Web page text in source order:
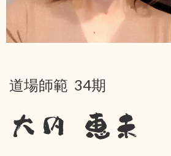
道場師範 34期
大内 恵未